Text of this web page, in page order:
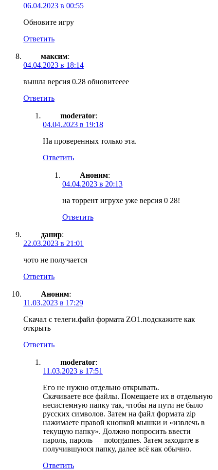
06.04.2023 в 00:55
Обновите игру
Ответить
максим:
04.04.2023 в 18:14
вышла версия 0.28 обновитееее
Ответить
moderator:
04.04.2023 в 19:18
На проверенных только эта.
Ответить
Аноним:
04.04.2023 в 20:13
на торрент игрухе уже версия 0 28!
Ответить
данир:
22.03.2023 в 21:01
чото не получается
Ответить
Аноним:
11.03.2023 в 17:29
Скачал с телеги.файл формата ZO1.подскажите как
открыть
Ответить
moderator:
11.03.2023 в 17:51
Его не нужно отдельно открывать.
Скачиваете все файлы. Помещаете их в отдельную
несистемную папку так, чтобы на пути не было
русских символов. Затем на файл формата zip
нажимаете правой кнопкой мышки и «извлечь в
текущую папку». Должно попросить ввести
пароль, пароль — notorgames. Затем заходите в
получившуюся папку, далее всё как обычно.
Ответить